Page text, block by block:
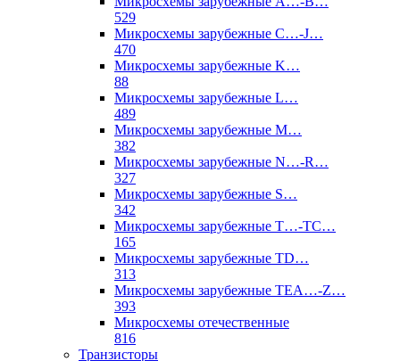
529
Микросхемы зарубежные C…-J…
470
Микросхемы зарубежные K…
88
Микросхемы зарубежные L…
489
Микросхемы зарубежные M…
382
Микросхемы зарубежные N…-R…
327
Микросхемы зарубежные S…
342
Микросхемы зарубежные T…-TC…
165
Микросхемы зарубежные TD…
313
Микросхемы зарубежные TEA…-Z…
393
Микросхемы отечественные
816
Транзисторы